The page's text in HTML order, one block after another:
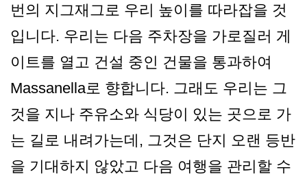
번의 지그재그로 우리 높이를 따라잡을 것
입니다. 우리는 다음 주차장을 가로질러 게
이트를 열고 건설 중인 건물을 통과하여
Massanella로 향합니다. 그래도 우리는 그
것을 지나 주유소와 식당이 있는 곳으로 가
는 길로 내려가는데, 그것은 단지 오랜 등반
을 기대하지 않았고 다음 여행을 관리할 수